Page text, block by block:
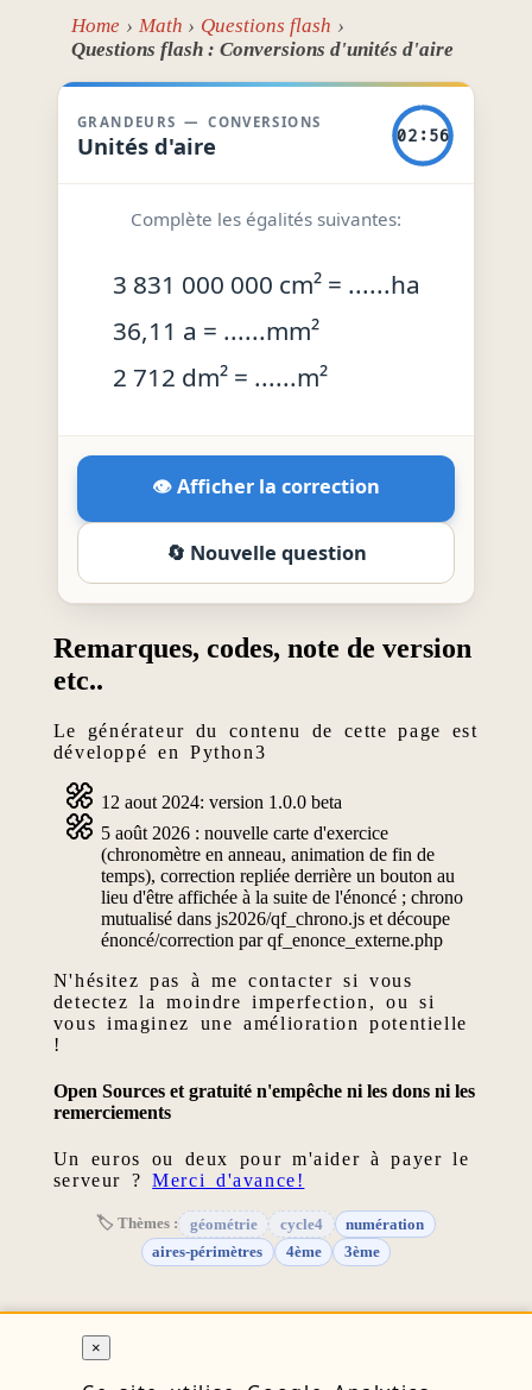
×
Home Math
Questions flash
Questions flash : Conversions d'unités d'aire
GRANDEURS — CONVERSIONS
Unités d'aire 02:56
Complète les égalités suivantes:
3 831 000 000 cm² = ......ha
36,11 a = ......mm²
2 712 dm² = ......m²
👁️ Afficher la correction
🔄 Nouvelle question
Remarques, codes, note de version
etc..
Le générateur du contenu de cette page est
développé en Python3
12 aout 2024: version 1.0.0 beta
5 août 2026 : nouvelle carte d'exercice
(chronomètre en anneau, animation de fin de
temps), correction repliée derrière un bouton au
lieu d'être affichée à la suite de l'énoncé ; chrono
mutualisé dans js2026/qf_chrono.js et découpe
énoncé/correction par qf_enonce_externe.php
N'hésitez pas à me contacter si vous
detectez la moindre imperfection, ou si
vous imaginez une amélioration potentielle
!
Open Sources et gratuité n'empêche ni les dons ni les
remerciements
Un euros ou deux pour m'aider à payer le
serveur ?Merci d'avance!
🏷 Thèmes : géométrie cycle4
numération
aires-périmètres
4ème 3ème